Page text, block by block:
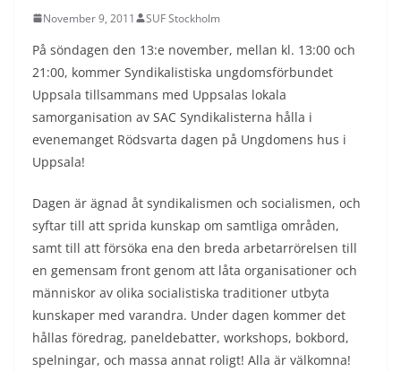
November 9, 2011 SUF Stockholm
På söndagen den 13:e november, mellan kl. 13:00 och
21:00, kommer Syndikalistiska ungdomsförbundet
Uppsala tillsammans med Uppsalas lokala
samorganisation av SAC Syndikalisterna hålla i
evenemanget Rödsvarta dagen på Ungdomens hus i
Uppsala!
Dagen är ägnad åt syndikalismen och socialismen, och
syftar till att sprida kunskap om samtliga områden,
samt till att försöka ena den breda arbetarrörelsen till
en gemensam front genom att låta organisationer och
människor av olika socialistiska traditioner utbyta
kunskaper med varandra. Under dagen kommer det
hållas föredrag, paneldebatter, workshops, bokbord,
spelningar, och massa annat roligt! Alla är välkomna!